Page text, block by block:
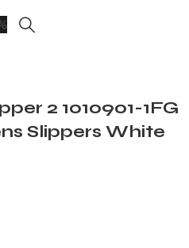
2 1010901-1FG
Slippers White